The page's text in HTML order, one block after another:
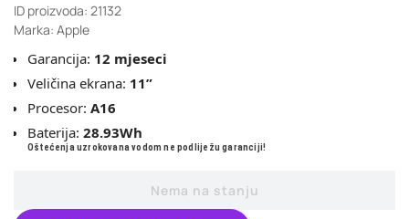
ID proizvoda: 21132
Marka: Apple
Garancija: 12 mjeseci
Veličina ekrana: 11”
Procesor: A16
Baterija: 28.93Wh
Oštećenja uzrokovana vodom ne podliježu garanciji!
Nema na stanju